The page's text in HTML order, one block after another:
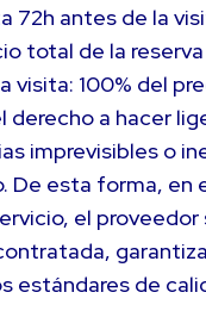
72h antes de la
total de la
visita: 100% del
derecho a hacer
imprevisibles o
esta forma, en
el
estándares de